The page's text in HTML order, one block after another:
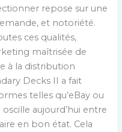
repose sur une
et notoriété.
ces qualités,
maîtrisée de
à la distribution
Decks II a fait
telles qu’eBay ou
aujourd’hui entre
en bon état. Cela